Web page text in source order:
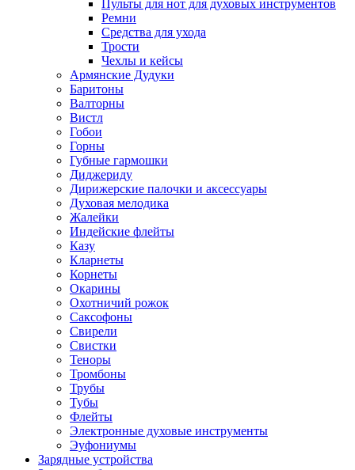
Пульты для нот для духовых инструментов
Ремни
Средства для ухода
Трости
Чехлы и кейсы
Армянские Дудуки
Баритоны
Валторны
Вистл
Гобои
Горны
Губные гармошки
Диджериду
Дирижерские палочки и аксессуары
Духовая мелодика
Жалейки
Индейские флейты
Казу
Кларнеты
Корнеты
Окарины
Охотничий рожок
Саксофоны
Свирели
Свистки
Теноры
Тромбоны
Трубы
Тубы
Флейты
Электронные духовые инструменты
Эуфониумы
Зарядные устройства